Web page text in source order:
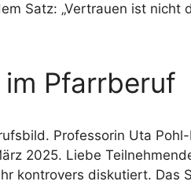
Satz: „Vertrauen ist nicht
Pfarrberuf
Professorin Uta
2025. Liebe
kontrovers diskutiert.